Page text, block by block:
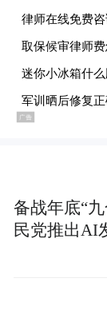
伏牛山四
梦，高山露
备战年底“
民党推出AI